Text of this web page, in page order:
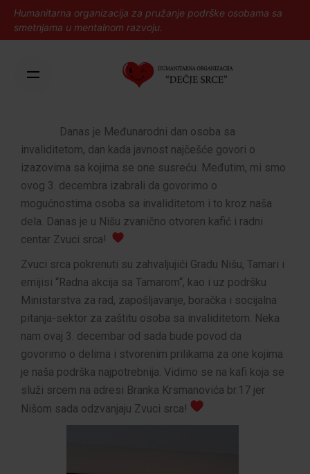
Humanitarna organizacija za pružanje podrške osobama sa
smetnjama u mentalnom razvoju.
Danas je Međunarodni dan osoba sa
invaliditetom, dan kada javnost najčešće govori o
izazovima sa kojima se one susreću. Međutim, mi smo
ovog 3. decembra izabrali da govorimo o
mogućnostima osoba sa invaliditetom i to kroz naša
dela. Danas je u Nišu zvanično otvoren kafić i radni
centar Zvuci srca!
Zvuci srca pokrenuti su zahvaljujići Gradu Nišu, Tamari i
emijisi “Radna akcija sa Tamarom“, kao i uz podršku
Ministarstva za rad, zapošljavanje, boračka i socijalna
pitanja-sektor za zaštitu osoba sa invaliditetom. Neka
nam ovaj 3. decembar od sada bude povod da
govorimo o delima i stvorenim prilikama za one kojima
je naša podrška najpotrebnija. Vidimo se na kafi koja se
služi srcem na adresi Branka Krsmanovića br.17 jer
Nišom sada odzvanjaju Zvuci srca!